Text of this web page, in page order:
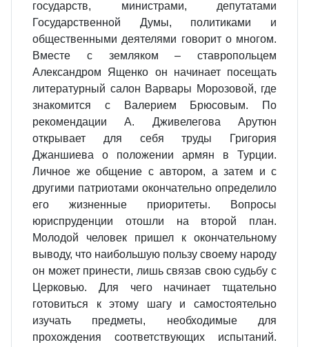
государств, министрами, депутатами
Государственной Думы, политиками и
общественными деятелями говорит о многом.
Вместе с земляком – ставропольцем
Александром Ященко он начинает посещать
литературный салон Варвары Морозовой, где
знакомится c Валерием Брюсовым. По
рекомендации А. Дживелегова Арутюн
открывает для себя труды Григория
Джаншиева о положении армян в Турции.
Личное же общение с автором, а затем и с
другими патриотами окончательно определило
его жизненные приоритеты. Вопросы
юриспруденции отошли на второй план.
Молодой человек пришел к окончательному
выводу, что наибольшую пользу своему народу
он может принести, лишь связав свою судьбу с
Церковью. Для чего начинает тщательно
готовиться к этому шагу и самостоятельно
изучать предметы, необходимые для
прохождения соответствующих испытаний.